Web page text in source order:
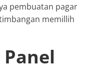
pembuatan pagar
memillih